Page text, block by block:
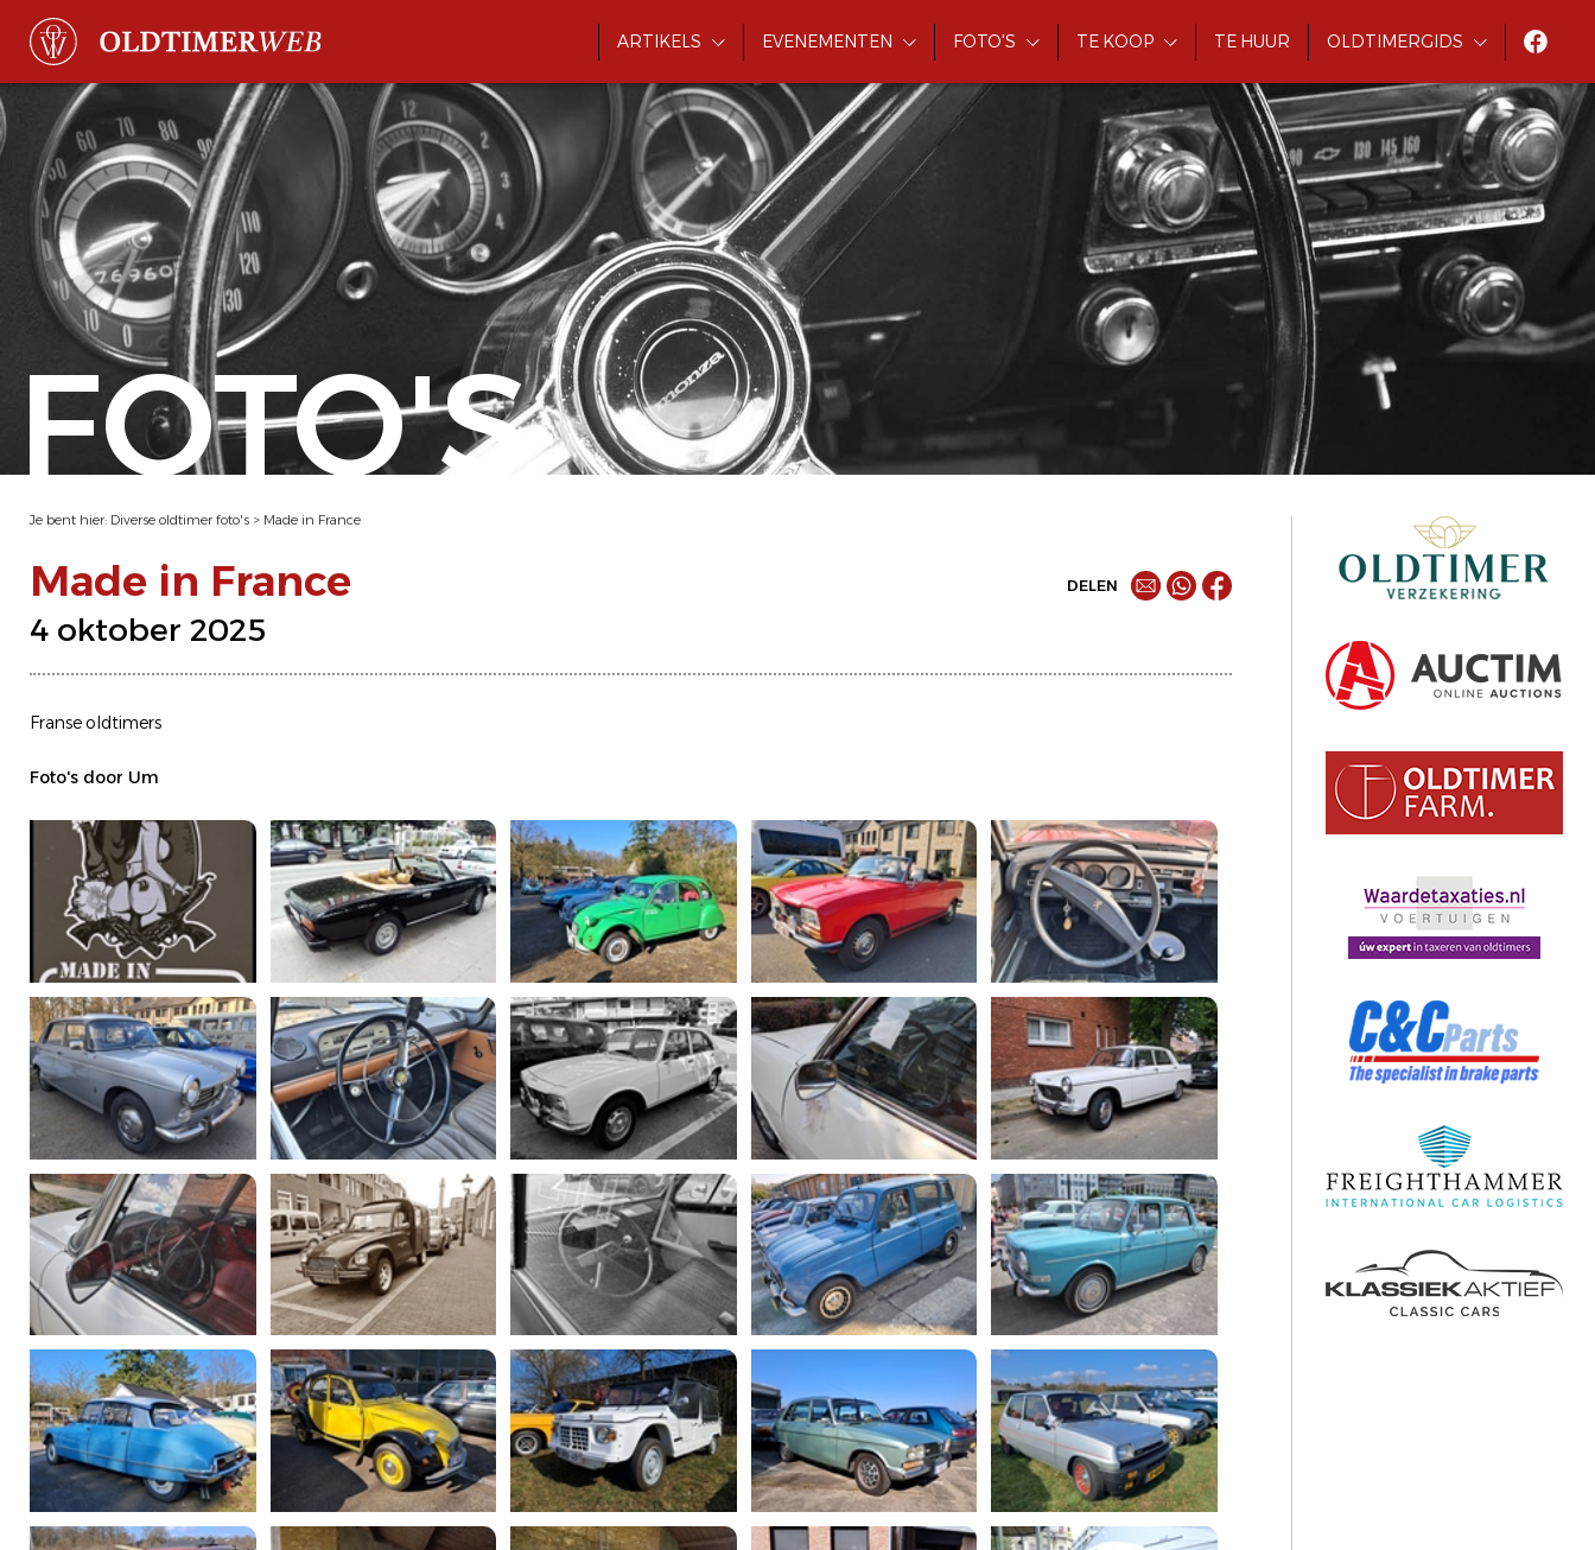
ARTIKELS EVENEMENTEN FOTO'S TE KOOP TE HUUR OLDTIMERGIDS
FOTO'S
Je bent hier: Diverse oldtimer foto's > Made in France
Made in France
4 oktober 2025
DELEN
Franse oldtimers
Foto's door Um